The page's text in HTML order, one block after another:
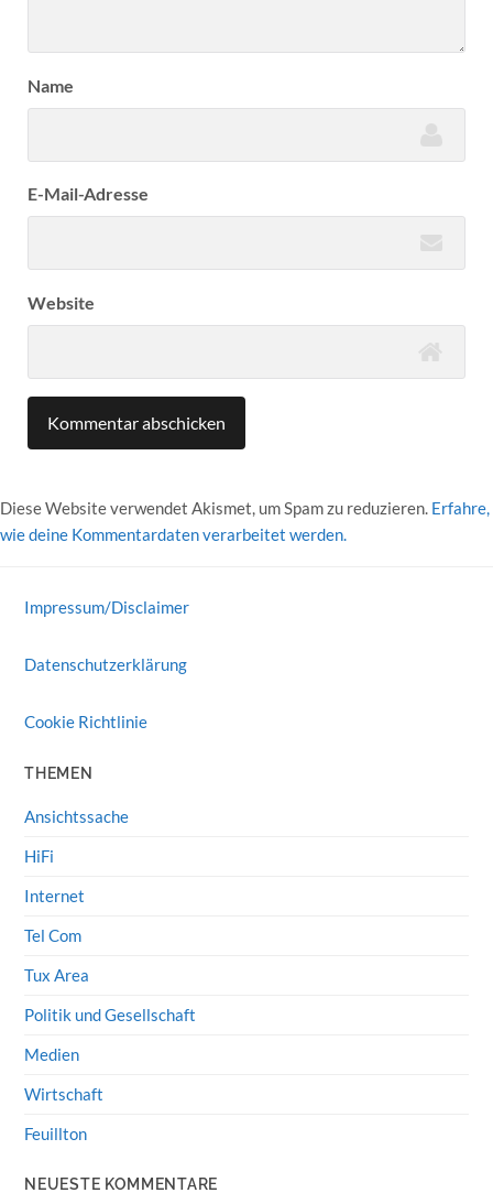
Name
E-Mail-Adresse
Website
Diese Website verwendet Akismet, um Spam zu reduzieren. Erfahre,
wie deine Kommentardaten verarbeitet werden.
Impressum/Disclaimer
Datenschutzerklärung
Cookie Richtlinie
THEMEN
Ansichtssache
HiFi
Internet
Tel Com
Tux Area
Politik und Gesellschaft
Medien
Wirtschaft
Feuillton
NEUESTE KOMMENTARE